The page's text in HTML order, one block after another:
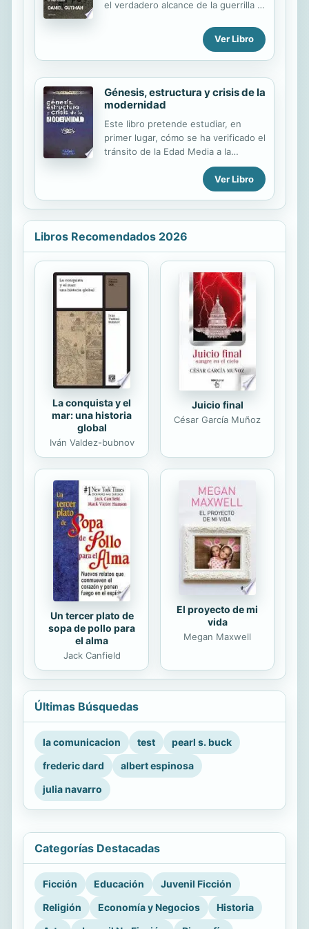
el verdadero alcance de la guerrilla y
con matices surrealistas,
desconocida en sus detalles y
narrada espléndidamente.
Ver Libro
Génesis, estructura y crisis de la
modernidad
Este libro pretende estudiar, en
primer lugar, cómo se ha verificado el
tránsito de la Edad Media a la
Modernidad y de ésta a la
Posmodernidad. Atiende, sobre
todo, a las raíces filosóficas de este
movimiento porque, a la larga, son
las ideas las que transforman las
sociedades. Con ello no se niega el
raciales, políticos, etc. Al mismo
tiempo, el libro estudia las grandes
construcciones ideológicas de la
Modernidad, lo que se ha llamado
¿los grandes relatos?, y la crisis
profunda en la que ha entrado, como
denuncian lo más penetrantes
Ver Libro
Libros Recomendados 2026
La conquista y el
mar: una historia
global
Iván Valdez-bubnov
Juicio final
César García Muñoz
Un tercer plato de
sopa de pollo para
el alma
Jack Canfield
El proyecto de mi
vida
Megan Maxwell
Últimas Búsquedas
la comunicacion test
pearl s. buck
frederic dard
albert espinosa
julia navarro
Categorías Destacadas
Ficción Educación
Juvenil Ficción
Religión
Economía y Negocios
Historia